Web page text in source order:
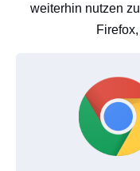
weiterhin nutzen